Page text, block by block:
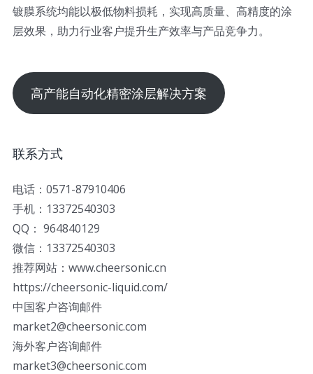
镀膜系统均能以极低物料损耗，实现高质量、高精度的涂
层效果，助力行业客户提升生产效率与产品竞争力。
高产能自动化精密涂层解决方案
联系方式
电话：0571-87910406
手机：13372540303
QQ： 964840129
微信：13372540303
推荐网站：www.cheersonic.cn
https://cheersonic-liquid.com/
中国客户咨询邮件
market2@cheersonic.com
海外客户咨询邮件
market3@cheersonic.com